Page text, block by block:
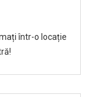
într-o locație